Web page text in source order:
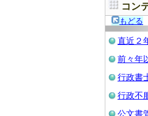
コン
もどる
直近２
前々年
行政書
行政不
公文書